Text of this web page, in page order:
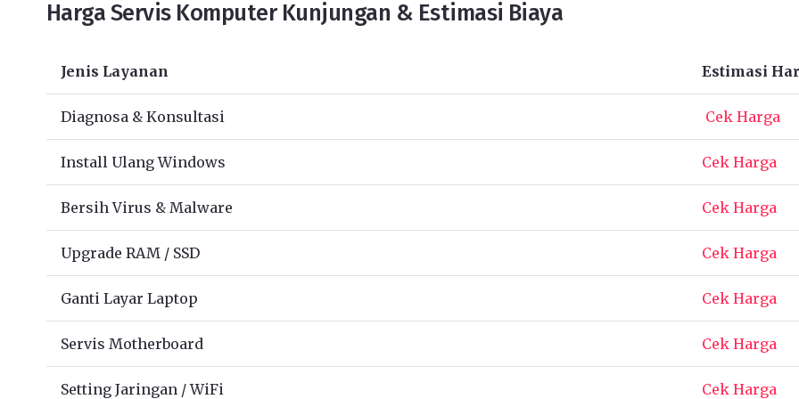
Harga Servis Komputer Kunjungan & Estimasi Biaya
Jenis Layanan Estimasi
Diagnosa & Konsultasi Cek Harga
Install Ulang Windows Cek Harga
Bersih Virus & Malware Cek Harga
Upgrade RAM / SSD Cek Harga
Ganti Layar Laptop Cek Harga
Servis Motherboard Cek Harga
Setting Jaringan / WiFi Cek Harga